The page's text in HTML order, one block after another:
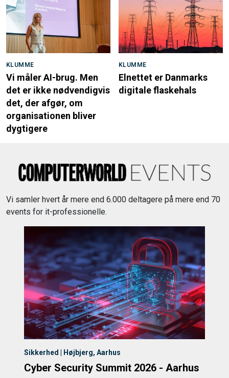
KLUMME
Vi måler AI-brug. Men
det er ikke nødvendigvis
det, der afgør, om
organisationen bliver
dygtigere
KLUMME
Elnettet er Danmarks
digitale flaskehals
Vi samler hvert år mere end 6.000 deltagere på mere end 70
events for it-professionelle.
Sikkerhed | Højbjerg, Aarhus
Cyber Security Summit 2026 - Aarhus